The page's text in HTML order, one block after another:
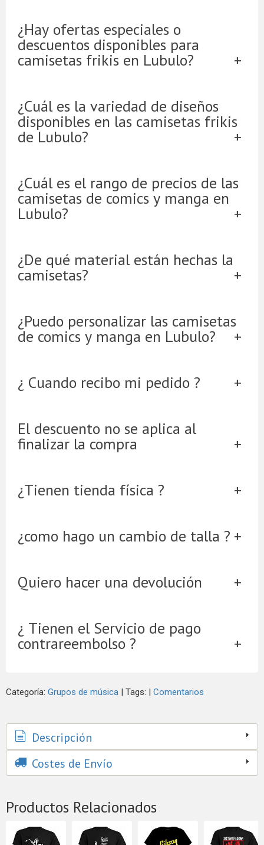
¿Hay ofertas especiales o
descuentos disponibles para
camisetas frikis en Lubulo?
¿Cuál es la variedad de diseños
disponibles en las camisetas frikis
de Lubulo?
¿Cuál es el rango de precios de las
camisetas de comics y manga en
Lubulo?
¿De qué material están hechas la
camisetas?
¿Puedo personalizar las camisetas
de comics y manga en Lubulo?
¿ Cuando recibo mi pedido ?
El descuento no se aplica al
finalizar la compra
¿Tienen tienda física ?
¿como hago un cambio de talla ?
Quiero hacer una devolución
¿ Tienen el Servicio de pago
contrareembolso ?
Categoría: Grupos de música Tags: Comentarios
Descripción
Costes de Envío
Productos Relacionados